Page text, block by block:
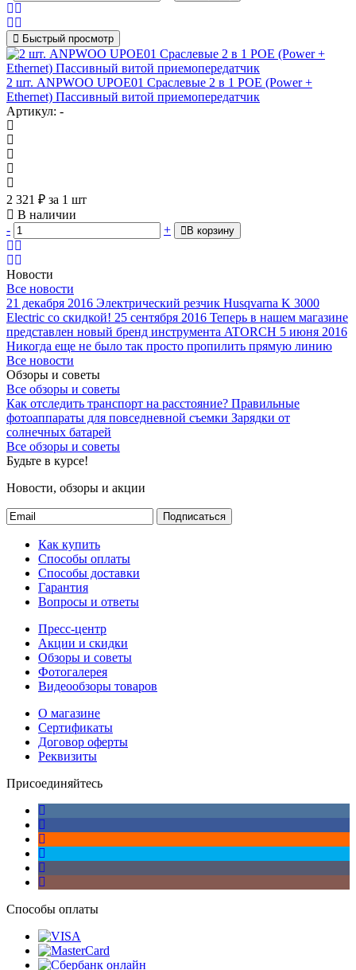
Быстрый просмотр
2 шт. ANPWOO UPOE01 Сраслевые 2 в 1 POE (Power +
Ethernet) Пассивный витой приемопередатчик
Артикул: -
2 321 ₽ за 1 шт
В наличии
-
+ В корзину
Новости
Все новости
21 декабря 2016 Электрический резчик Husqvarna K 3000
Electric со скидкой! 25 сентября 2016 Теперь в нашем магазине
представлен новый бренд инструмента ATORCH 5 июня 2016
Никогда еще не было так просто пропилить прямую линию
Все новости
Обзоры и советы
Все обзоры и советы
Как отследить транспорт на расстояние? Правильные
фотоаппараты для повседневной съемки Зарядки от
солнечных батарей
Все обзоры и советы
Будьте в курсе!
Новости, обзоры и акции
Подписаться
Как купить
Способы оплаты
Способы доставки
Гарантия
Вопросы и ответы
Пресс-центр
Акции и скидки
Обзоры и советы
Фотогалерея
Видеообзоры товаров
О магазине
Сертификаты
Договор оферты
Реквизиты
Присоединяйтесь
Способы оплаты